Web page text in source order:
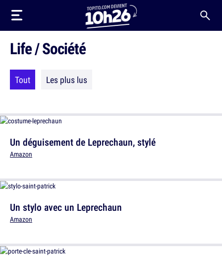
Life / Société
Tout Les plus lus
Un déguisement de Leprechaun, stylé
Amazon
Un stylo avec un Leprechaun
Amazon